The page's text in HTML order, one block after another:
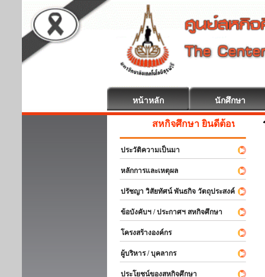
หน้าหลัก นักศึกษา
สหกิจศึกษา ยินดีต้อนรับ
ประวัติความเป็นมา
หลักการและเหตุผล
ปรัชญา วิสัยทัศน์ พันธกิจ วัตถุประสงค์
ข้อบังคับฯ / ประกาศฯ สหกิจศึกษา
โครงสร้างองค์กร
ผู้บริหาร / บุคลากร
ประโยชน์ของสหกิจศึกษา